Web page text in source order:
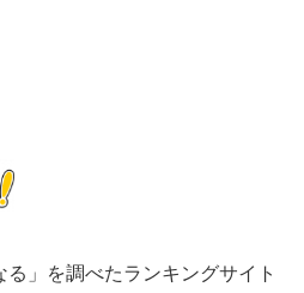
」を調べたランキングサイト